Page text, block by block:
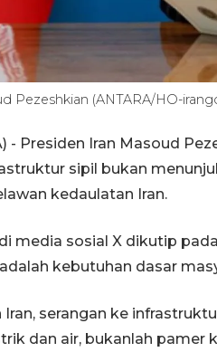
Pezeshkian (ANTARA/HO-
- Presiden Iran Masoud
sipil bukan
kedaulatan Iran.
media sosial X dikutip
kebutuhan dasar
Iran, serangan ke
dan air, bukanlah pamer